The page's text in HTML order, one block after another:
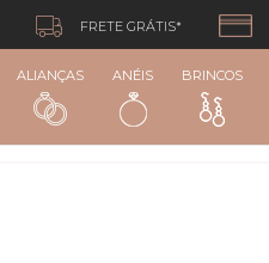
FRETE GRÁTIS*
ALIANÇAS ANÉIS BRINCOS